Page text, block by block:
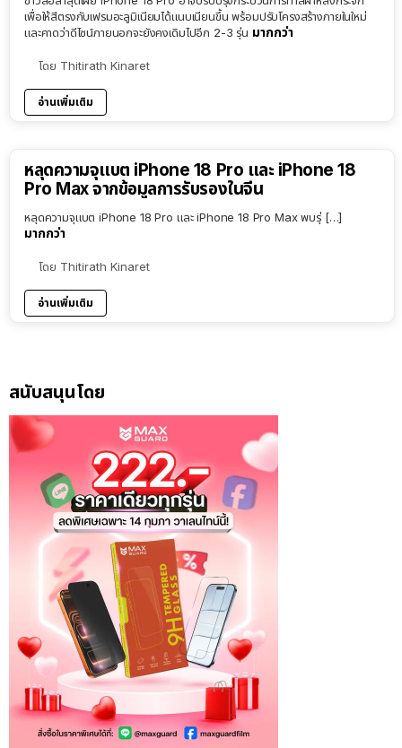
เพื่อให้สีตรงกับเฟรมอะลูมิเนียมได้แนบเนียนขึ้น พร้อมปรับโครงสร้างภายในใหม่
และคาดว่าดีไซน์ภายนอกจะยังคงเดิมไปอีก 2-3 รุ่น มากกว่า
โดย Thitirath Kinaret
อ่านเพิ่มเติม
หลุดความจุแบต iPhone 18 Pro และ iPhone 18
Pro Max จากข้อมูลการรับรองในจีน
หลุดความจุแบต iPhone 18 Pro และ iPhone 18 Pro Max พบรุ่ […]
มากกว่า
โดย Thitirath Kinaret
อ่านเพิ่มเติม
สนับสนุนโดย